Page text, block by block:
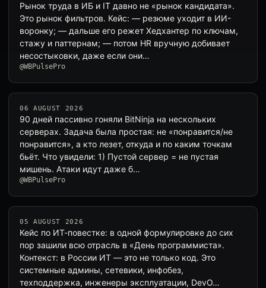
Рынок труда в ИБ и IT давно не «рынок кандидата».
Это рынок фильтров. Кейс: — резюме уходит в ИИ-
воронку; — дальше его режет Хедхантер по ключам,
стажу и паттернам; — потом HR вручную добивает
несостыковки, даже если они…
@WBPulsePro
06 AUGUST 2026
90 дней пассивно гоняли BitNinja на нескольких
серверах. Задача была простая: не «понравится/не
понравится», а кто лезет, откуда и по каким точкам
бьёт. Что увидели: 1) Пустой сервер = не пустая
мишень. Атаки идут даже б…
@WBPulsePro
05 AUGUST 2026
Кейс по ИТ-повестке: в одной формулировке до сих
пор зашили всю отрасль в «День программиста».
Контекст: в России ИТ — это не только код. Это
системные админы, сетевики, инфобез,
техподдержка, инженеры эксплуатации, DevO…